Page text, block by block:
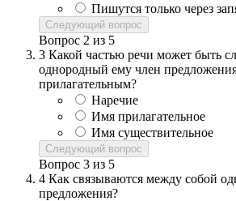
Пишутся только через
Следующий вопрос
Вопрос 2 из 5
3 Какой частью речи может быть
однородный ему член
прилагательным?
Наречие
Имя прилагательное
Имя существительное
Следующий вопрос
Вопрос 3 из 5
4 Как связываются между собой
предложения?